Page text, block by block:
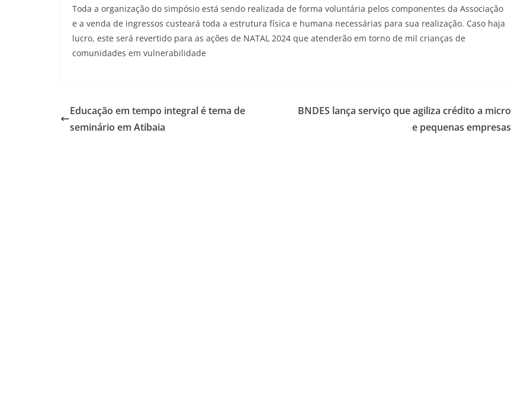
Toda a organização do simpósio está sendo realizada de forma voluntária pelos componentes da Associação
e a venda de ingressos custeará toda a estrutura física e humana necessárias para sua realização. Caso haja
lucro, este será revertido para as ações de NATAL 2024 que atenderão em torno de mil crianças de
comunidades em vulnerabilidade
Educação em tempo integral é tema de
seminário em Atibaia
BNDES lança serviço que agiliza crédito a micro
e pequenas empresas